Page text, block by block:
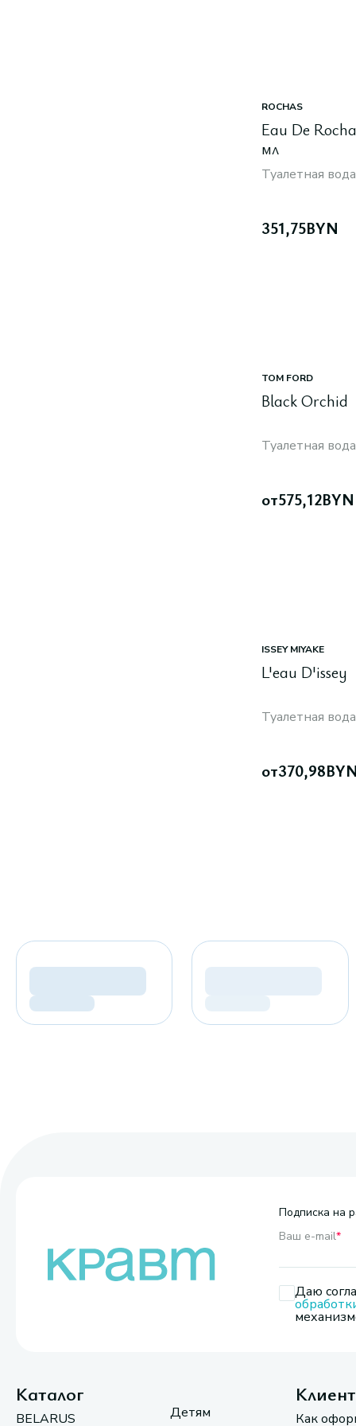
ROCHAS
Eau De
мл
Туалетная вода
351,75BYN
TOM FORD
Black Orchid
Туалетная вода
от575,12BYN
ISSEY MIYAKE
L'eau D'issey
Туалетная вода
от370,98BYN
Подписка на
Ваш e-mail*
Даю
Каталог
BELARUS Детям Как